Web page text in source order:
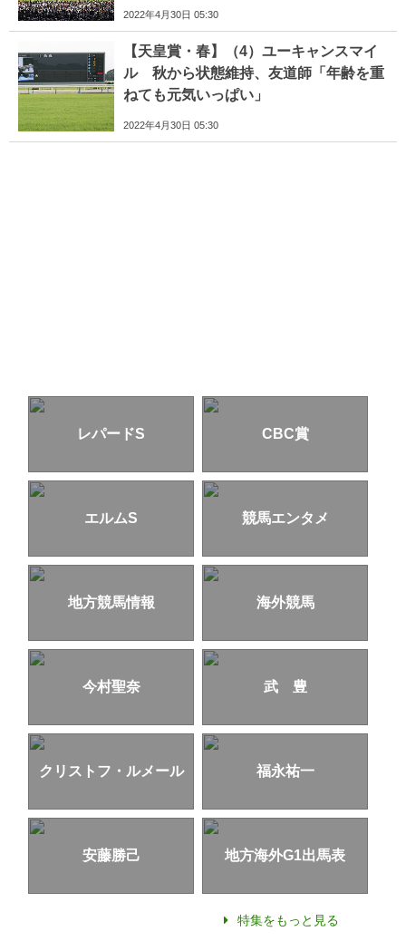
2022年4月30日 05:30
【天皇賞・春】（4）ユーキャンスマイ
ル 秋から状態維持、友道師「年齢を重
ねても元気いっぱい」
2022年4月30日 05:30
レパードS CBC賞
エルムS 競馬エンタメ
地方競馬情報 海外競馬
今村聖奈 武 豊
クリストフ・ルメール 福永祐一
安藤勝己 地方海外G1出馬表
特集をもっと見る